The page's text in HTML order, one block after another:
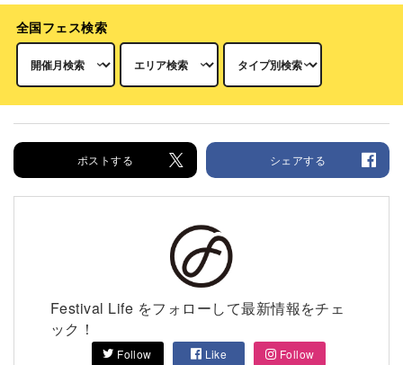
全国フェス検索
ポストする シェアする
Festival Life をフォローして最新情報をチェ
ック！
Follow Like Follow